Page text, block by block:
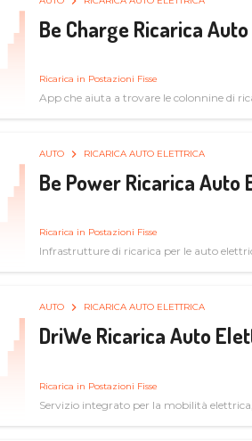
Be Charge Ricarica
Ricarica in Postazioni Fisse
App che aiuta a trovare le colonnine di
AUTO RICARICA AUTO ELETTRICA
Be Power Ricarica Auto
Ricarica in Postazioni Fisse
Infrastrutture di ricarica per le auto
AUTO RICARICA AUTO ELETTRICA
DriWe Ricarica Auto
Ricarica in Postazioni Fisse
Servizio integrato per la mobilità